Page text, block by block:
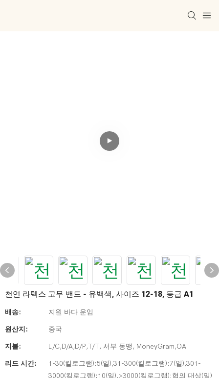
천연 라텍스 고무 밴드 - 유백색, 사이즈 12-18, 등급 A1
배송: 지원 바다 운임
원산지: 중국
지불: L/C,D/A,D/P,T/T, 서부 동맹, MoneyGram,OA
리드 시간:
1-30(킬로그램):5(일),31-300(킬로그램):7(일),301-
3000(킬로그램):10(일),>3000(킬로그램):협의 대상(일)